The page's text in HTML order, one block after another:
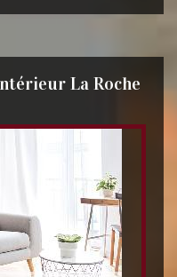
La Roche